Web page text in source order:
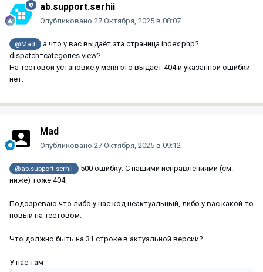
ab.support.serhii
Опубликовано 27 Октября, 2025 в 08:07
@Mad
а что у вас выдаёт эта страница index.php?
dispatch=categories.view?
На тестовой установке у меня это выдаёт 404 и указанной ошибки
нет.
Mad
Опубликовано 27 Октября, 2025 в 09:12
@ab.support.serhii
500 ошибку. С нашими исправлениями (см.
ниже) тоже 404.
Подозреваю что либо у нас код неактуальный, либо у вас какой-то
новый на тестовом.
Что должно быть на 31 строке в актуальной версии?
У нас там